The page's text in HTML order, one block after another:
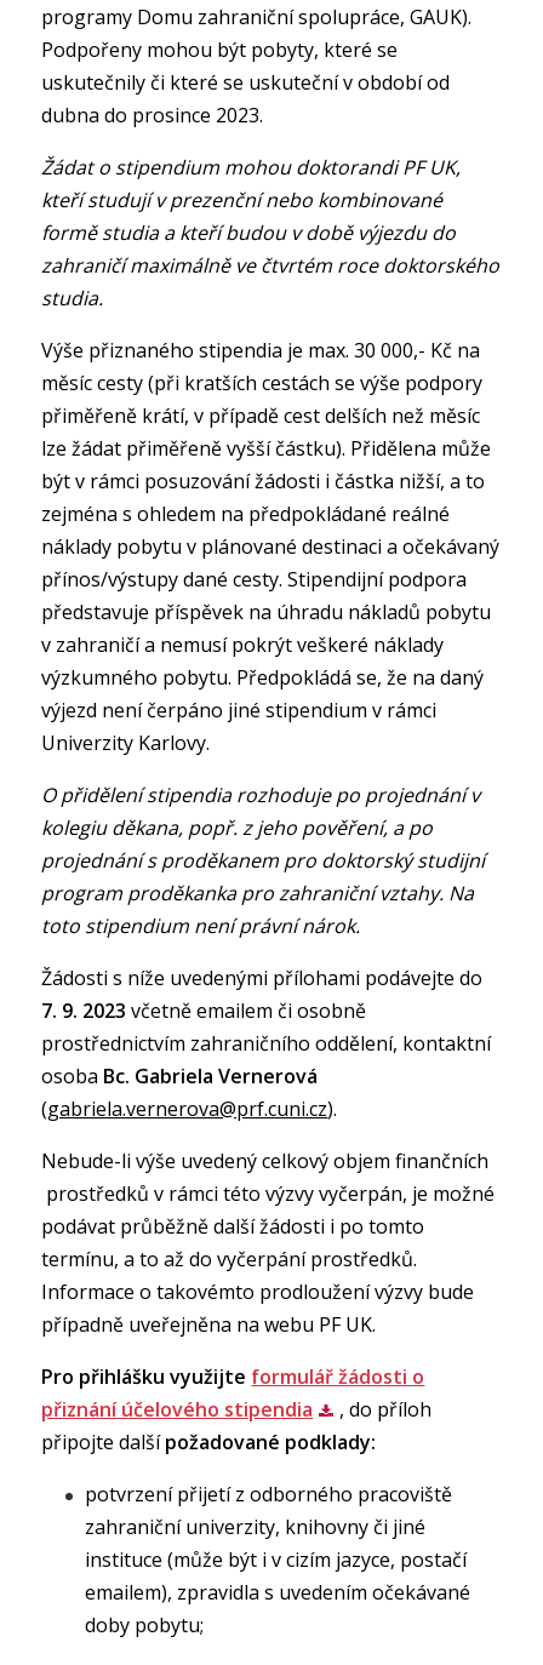
programy Domu zahraniční spolupráce, GAUK).
Podpořeny mohou být pobyty, které se
uskutečnily či které se uskuteční v období od
dubna do prosince 2023.
Žádat o stipendium mohou doktorandi PF UK,
kteří studují v prezenční nebo kombinované
formě studia a kteří budou v době výjezdu do
zahraničí maximálně ve čtvrtém roce doktorského
studia.
Výše přiznaného stipendia je max. 30 000,- Kč na
měsíc cesty (při kratších cestách se výše podpory
přiměřeně krátí, v případě cest delších než měsíc
lze žádat přiměřeně vyšší částku). Přidělena může
být v rámci posuzování žádosti i částka nižší, a to
zejména s ohledem na předpokládané reálné
náklady pobytu v plánované destinaci a očekávaný
přínos/výstupy dané cesty. Stipendijní podpora
představuje příspěvek na úhradu nákladů pobytu
v zahraničí a nemusí pokrýt veškeré náklady
výzkumného pobytu. Předpokládá se, že na daný
výjezd není čerpáno jiné stipendium v rámci
Univerzity Karlovy.
O přidělení stipendia rozhoduje po projednání v
kolegiu děkana, popř. z jeho pověření, a po
projednání s proděkanem pro doktorský studijní
program proděkanka pro zahraniční vztahy. Na
toto stipendium není právní nárok.
Žádosti s níže uvedenými přílohami podávejte do
7. 9. 2023 včetně emailem či osobně
prostřednictvím zahraničního oddělení, kontaktní
osoba Bc. Gabriela Vernerová
(gabriela.vernerova@prf.cuni.cz).
Nebude-li výše uvedený celkový objem finančních
prostředků v rámci této výzvy vyčerpán, je možné
podávat průběžně další žádosti i po tomto
termínu, a to až do vyčerpání prostředků.
Informace o takovémto prodloužení výzvy bude
případně uveřejněna na webu PF UK.
Pro přihlášku využijte formulář žádosti o
přiznání účelového stipendia
, do příloh
připojte dalšípožadované podklady:
potvrzení přijetí z odborného pracoviště
zahraniční univerzity, knihovny či jiné
instituce (může být i v cizím jazyce, postačí
emailem), zpravidla s uvedením očekávané
doby pobytu;